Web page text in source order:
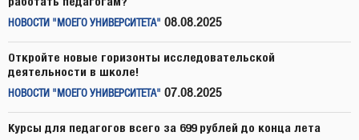
НОВОСТИ "МОЕГО УНИВЕРСИТЕТА" 08.08.2025
Откройте новые горизонты исследовательской
деятельности в школе!
НОВОСТИ "МОЕГО УНИВЕРСИТЕТА" 07.08.2025
Курсы для педагогов всего за 699 рублей до конца лета